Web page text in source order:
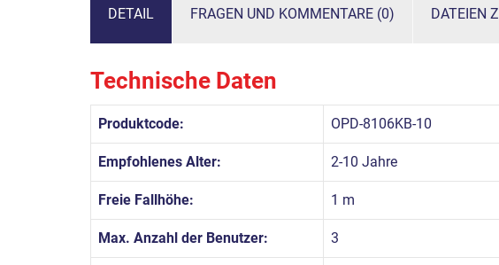
DETAIL FRAGEN UND KOMMENTARE (0) DATEIEN
Technische Daten
Produktcode: OPD-8106KB-10
Empfohlenes Alter: 2-10 Jahre
Freie Fallhöhe: 1 m
Max. Anzahl der Benutzer: 3